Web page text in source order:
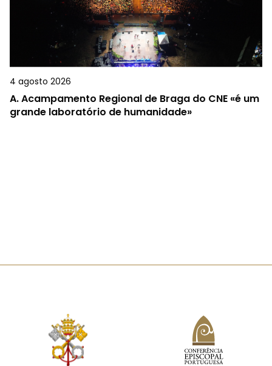
4 agosto 2026
A.Acampamento Regional de Braga do CNE «é um
grande laboratório de humanidade»